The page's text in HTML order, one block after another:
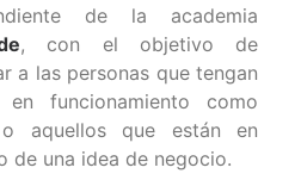
de la academia
, con el objetivo de
a las personas que tengan
en funcionamiento como
aquellos que están en
de una idea de negocio.